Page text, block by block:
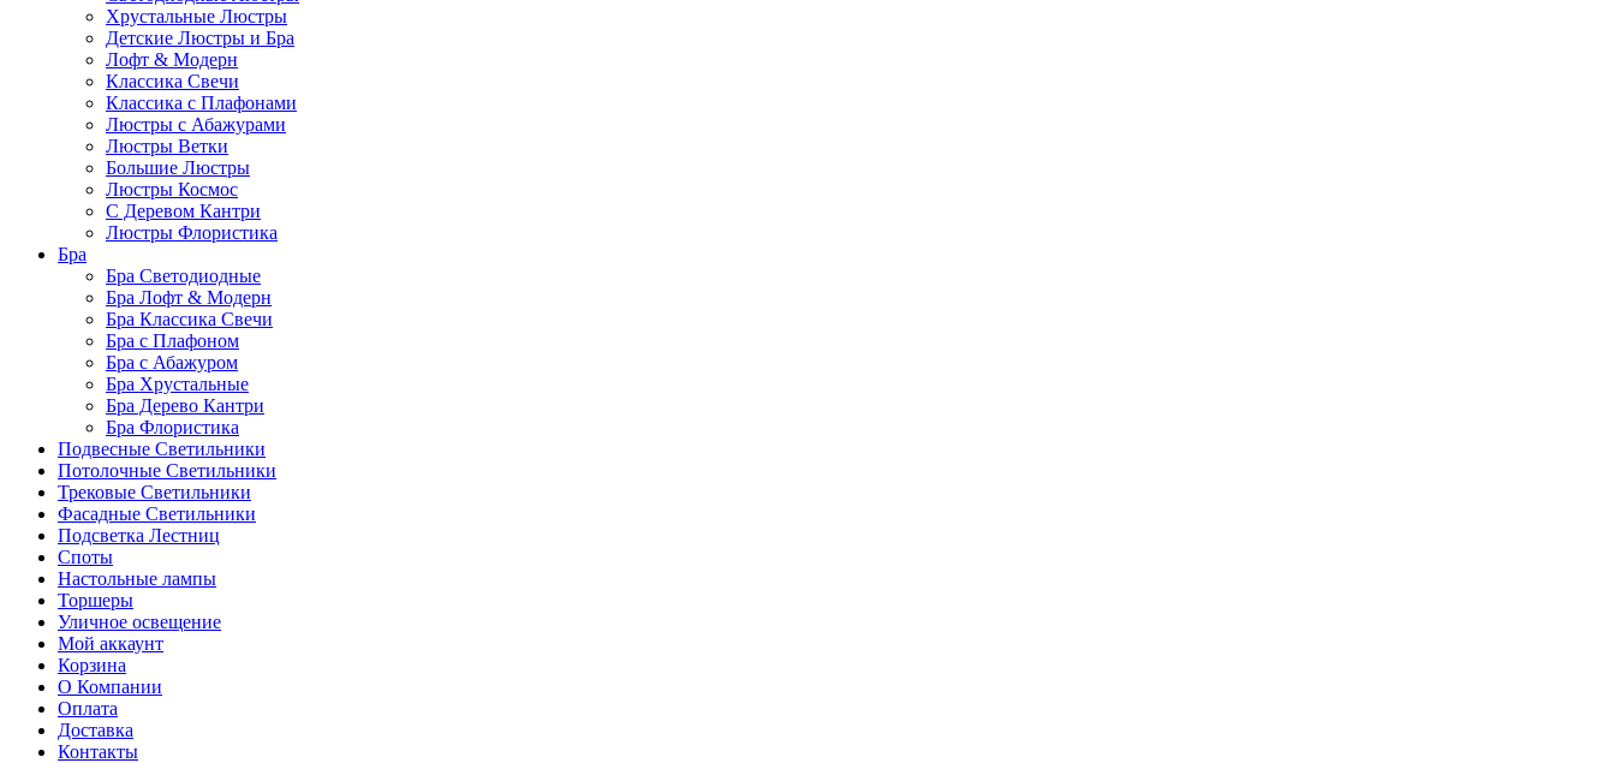
Хрустальные Люстры
Детские Люстры и Бра
Лофт & Модерн
Классика Свечи
Классика с Плафонами
Люстры с Абажурами
Люстры Ветки
Большие Люстры
Люстры Космос
С Деревом Кантри
Люстры Флористика
Бра
Бра Светодиодные
Бра Лофт & Модерн
Бра Классика Свечи
Бра с Плафоном
Бра с Абажуром
Бра Хрустальные
Бра Дерево Кантри
Бра Флористика
Подвесные Светильники
Потолочные Светильники
Трековые Светильники
Фасадные Светильники
Подсветка Лестниц
Споты
Настольные лампы
Торшеры
Уличное освещение
Мой аккаунт
Корзина
О Компании
Оплата
Доставка
Контакты